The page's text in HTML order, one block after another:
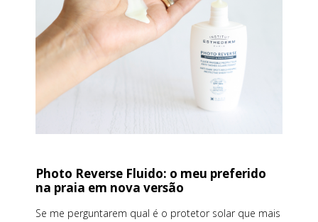
Photo Reverse Fluido: o meu preferido
na praia em nova versão
Se me perguntarem qual é o protetor solar que mais